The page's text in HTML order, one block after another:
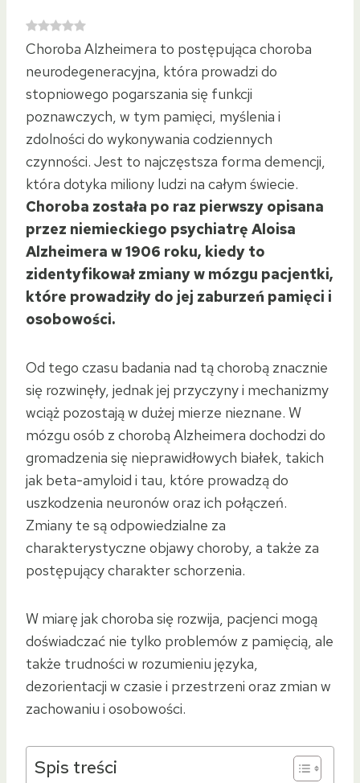
Choroba Alzheimera to postępująca choroba
neurodegeneracyjna, która prowadzi do
stopniowego pogarszania się funkcji
poznawczych, w tym pamięci, myślenia i
zdolności do wykonywania codziennych
czynności. Jest to najczęstsza forma demencji,
która dotyka miliony ludzi na całym świecie.
Choroba została po raz pierwszy opisana
przez niemieckiego psychiatrę Aloisa
Alzheimera w 1906 roku, kiedy to
zidentyfikował zmiany w mózgu pacjentki,
które prowadziły do jej zaburzeń pamięci i
osobowości.
Od tego czasu badania nad tą chorobą znacznie
się rozwinęły, jednak jej przyczyny i mechanizmy
wciąż pozostają w dużej mierze nieznane. W
mózgu osób z chorobą Alzheimera dochodzi do
gromadzenia się nieprawidłowych białek, takich
jak beta-amyloid i tau, które prowadzą do
uszkodzenia neuronów oraz ich połączeń.
Zmiany te są odpowiedzialne za
charakterystyczne objawy choroby, a także za
postępujący charakter schorzenia.
W miarę jak choroba się rozwija, pacjenci mogą
doświadczać nie tylko problemów z pamięcią, ale
także trudności w rozumieniu języka,
dezorientacji w czasie i przestrzeni oraz zmian w
zachowaniu i osobowości.
Spis treści